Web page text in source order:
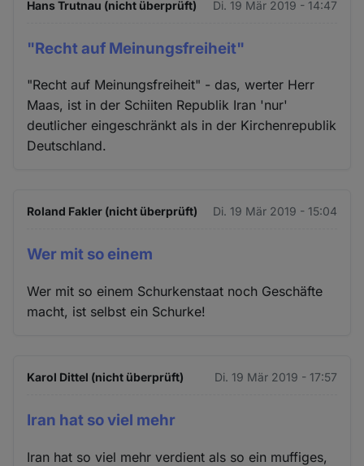
Hans Trutnau (nicht überprüft) Di. 19 Mär 2019 - 14:47
"Recht auf Meinungsfreiheit"
"Recht auf Meinungsfreiheit" - das, werter Herr
Maas, ist in der Schiiten Republik Iran 'nur'
deutlicher eingeschränkt als in der Kirchenrepublik
Deutschland.
Roland Fakler (nicht überprüft) Di. 19 Mär 2019 - 15:04
Wer mit so einem
Wer mit so einem Schurkenstaat noch Geschäfte
macht, ist selbst ein Schurke!
Karol Dittel (nicht überprüft) Di. 19 Mär 2019 - 17:57
Iran hat so viel mehr
Iran hat so viel mehr verdient als so ein muffiges,